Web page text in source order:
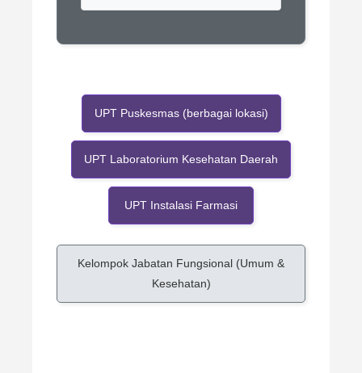
UPT Puskesmas (berbagai lokasi)
UPT Laboratorium Kesehatan Daerah
UPT Instalasi Farmasi
Kelompok Jabatan Fungsional (Umum &
Kesehatan)